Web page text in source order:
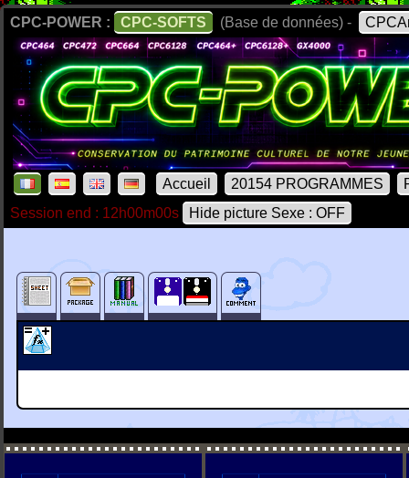
CPC-POWER : CPC-SOFTS (Base de données) -
Accueil 20154 PROGRAMMES
Session end : 12h00m00s
Hide picture Sexe : OFF